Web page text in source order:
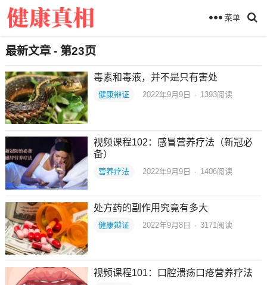
菜单
最新文章 - 第23页
毒素和毒液，并不是只有害处
健康辩证 2022年9月9日 · 1393阅读
视频课程102：感冒营养疗法（新冠必
备）
营养疗法 2022年9月9日 · 1406阅读
处方药的副作用究竟有多大
健康辩证 2022年9月8日 · 3171 阅读
视频课程101：口腔溃疡口疮营养疗法